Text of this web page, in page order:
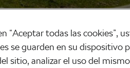
“Aceptar todas las cookies”,
se guarden en su dispositivo
sitio, analizar el uso del